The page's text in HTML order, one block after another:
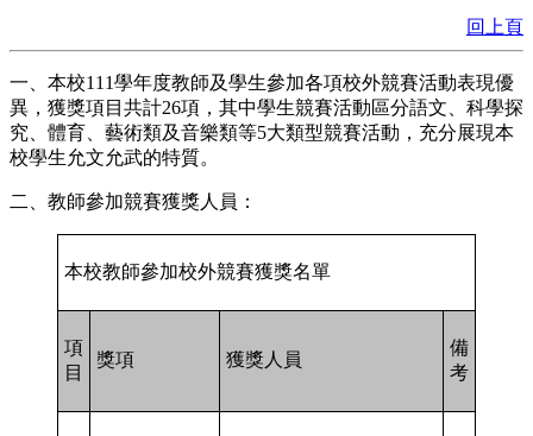
回上頁
一、本校111學年度教師及學生參加各項校外競賽活動表現優
異，獲獎項目共計26項，其中學生競賽活動區分語文、科學探
究、體育、藝術類及音樂類等5大類型競賽活動，充分展現本
校學生允文允武的特質。
二、教師參加競賽獲獎人員：
本校教師參加校外競賽獲獎名單
項
目
獎項 獲獎人員
備
考